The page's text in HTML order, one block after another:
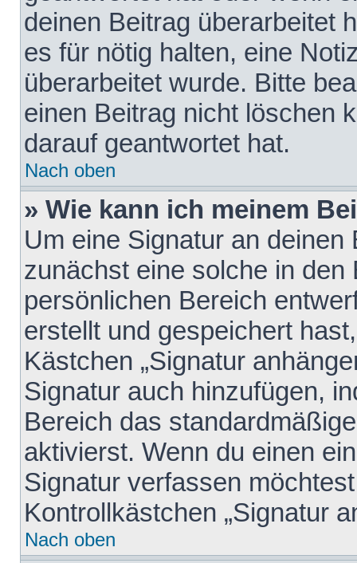
deinen Beitrag überarbeitet
es für nötig halten, eine
überarbeitet wurde. Bitte
einen Beitrag nicht löschen
darauf geantwortet hat.
Nach oben
» Wie kann ich meinem
Um eine Signatur an
zunächst eine solche in den
persönlichen Bereich
erstellt und gespeichert
Kästchen „Signatur
Signatur auch hinzufügen,
Bereich das
aktivierst. Wenn du einen
Signatur verfassen
Kontrollkästchen „Signatur
Nach oben